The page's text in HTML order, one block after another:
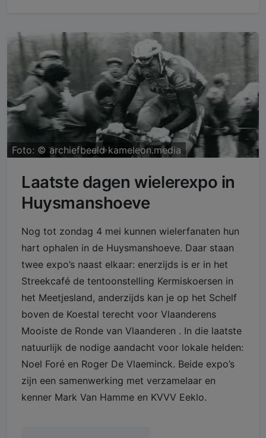
Foto: © archiefbeeld kameleon.media
Laatste dagen wielerexpo in
Huysmanshoeve
Nog tot zondag 4 mei kunnen wielerfanaten hun
hart ophalen in de Huysmanshoeve. Daar staan
twee expo’s naast elkaar: enerzijds is er in het
Streekcafé de tentoonstelling Kermiskoersen in
het Meetjesland, anderzijds kan je op het Schelf
boven de Koestal terecht voor Vlaanderens
Mooiste de Ronde van Vlaanderen . In die laatste
natuurlijk de nodige aandacht voor lokale helden:
Noel Foré en Roger De Vlaeminck. Beide expo’s
zijn een samenwerking met verzamelaar en
kenner Mark Van Hamme en KVVV Eeklo.